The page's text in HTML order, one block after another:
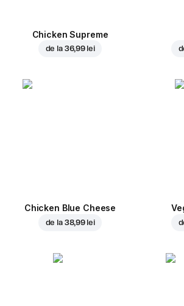
Chicken Supreme
de la 36,99 lei
Chicken Blue Cheese
de la 38,99 lei